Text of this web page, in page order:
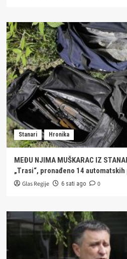
Stanari Hronika
MEĐU NJIMA MUŠKARAC IZ
„Trasi“, pronađeno 14 automatskih
Glas Regije 6 sati ago 0